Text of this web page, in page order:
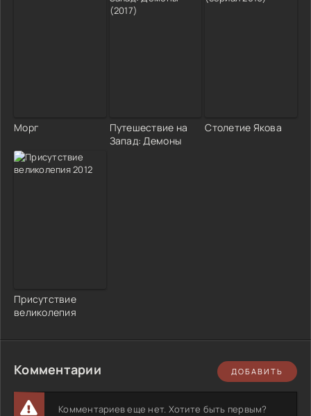
Морг
Путешествие на
Запад: Демоны
Столетие Якова
Присутствие
великолепия
Комментарии ДОБАВИТЬ
Комментариев еще нет. Хотите быть первым?